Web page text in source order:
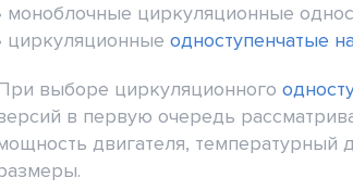
моноблочные циркуляционные
циркуляционные одноступенчатые
выборе циркуляционного
в первую очередь
двигателя, температурный